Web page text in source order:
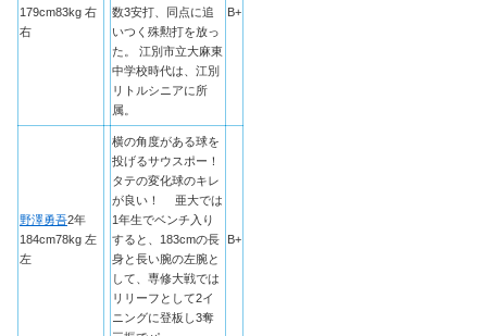
179cm83kg 右
右
数3安打、同点に追
いつく殊勲打を放っ
た。 江別市立大麻東
中学校時代は、江別
リトルシニアに所
属。
B+
野澤勇吾2年
184cm78kg 左
左
横の角度がある球を
投げるサウスポー！
タテの変化球のキレ
が良い！ 亜大では
1年生でベンチ入り
すると、183cmの長
身と長い腕の左腕と
して、専修大戦では
リリーフとして2イ
ニングに登板し3奪
B+